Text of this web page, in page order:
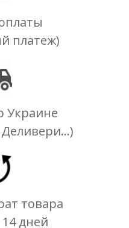
платеж)
Украине
товара
дней